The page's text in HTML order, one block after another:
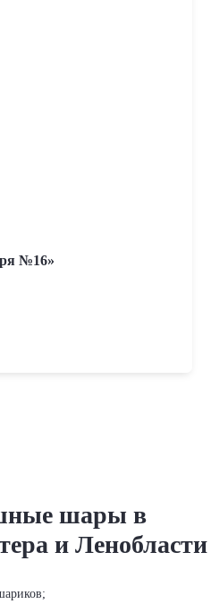
№16»
шapы в
и Ленобласти